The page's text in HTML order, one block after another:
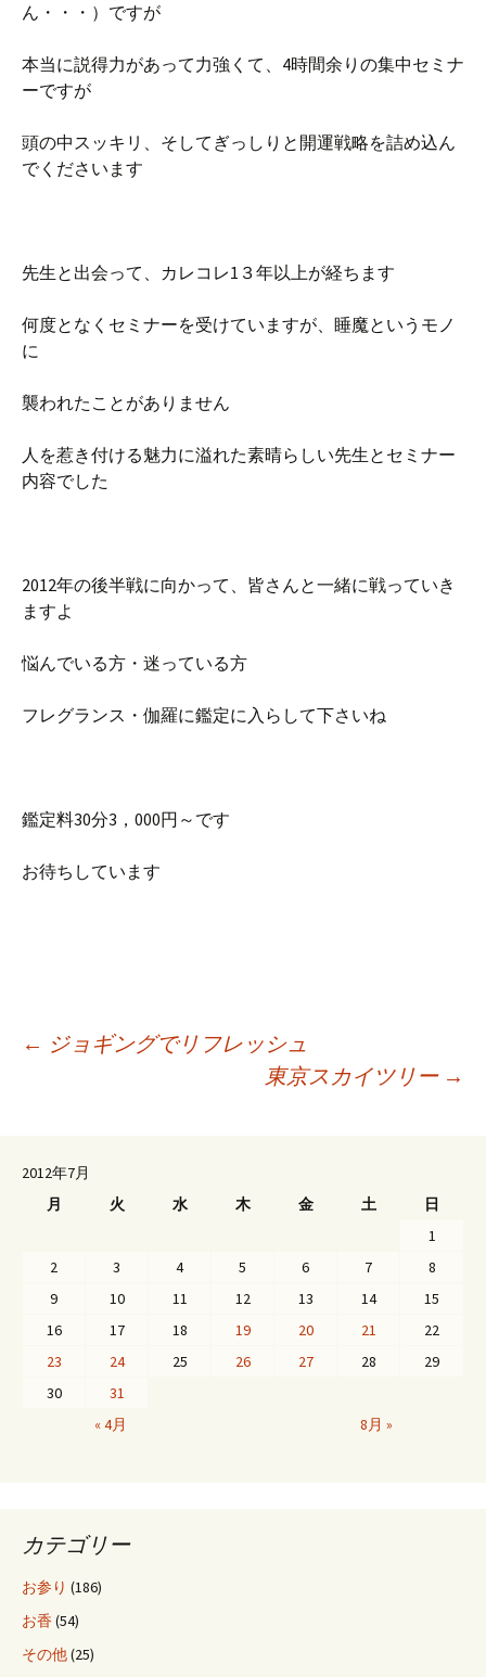
ん・・・）ですが
本当に説得力があって力強くて、4時間余りの集中セミナ
ーですが
頭の中スッキリ、そしてぎっしりと開運戦略を詰め込ん
でくださいます
先生と出会って、カレコレ1３年以上が経ちます
何度となくセミナーを受けていますが、睡魔というモノ
に
襲われたことがありません
人を惹き付ける魅力に溢れた素晴らしい先生とセミナー
内容でした
2012年の後半戦に向かって、皆さんと一緒に戦っていき
ますよ
悩んでいる方・迷っている方
フレグランス・伽羅に鑑定に入らして下さいね
鑑定料30分3，000円～です
お待ちしています
投
ナ
ビ
ゲ
ー
ョ
ン
← ジョギングでリフレッシュ
東京スカイツリー →
2012年7月
月
火 水 木 金 土
日
1
2
3 4 5 6 7
8
9
10 11 12 13 14
15
16
17 18 19 20 21
22
23
24 25 26 27 28
29
30
31
« 4月
8月 »
カテゴリー
お参り (186)
お香(54)
その他(25)